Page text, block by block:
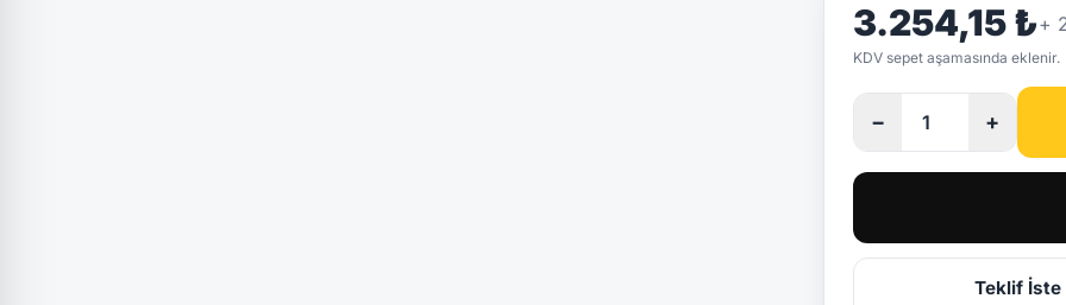
3.254,15 ₺+
KDV sepet aşamasında eklenir.
− +
Teklif İste